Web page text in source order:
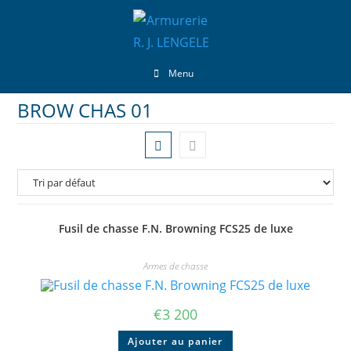
Menu
BROW CHAS 01
Fusil de chasse F.N. Browning FCS25 de luxe
Armes de chasse
€3 200
Ajouter au panier